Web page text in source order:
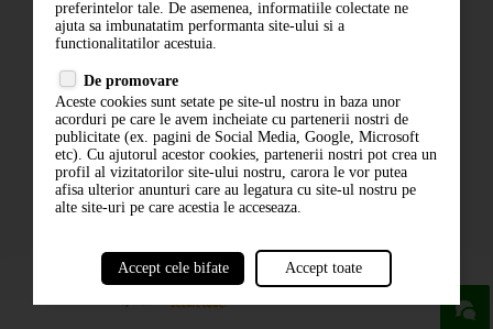
ABONARE LA NEWSLETTER
ABONARE
preferintelor tale. De asemenea, informatiile colectate ne
ajuta sa imbunatatim performanta site-ului si a
functionalitatilor acestuia.
De promovare
Aceste cookies sunt setate pe site-ul nostru in baza unor
acorduri pe care le avem incheiate cu partenerii nostri de
publicitate (ex. pagini de Social Media, Google, Microsoft
etc). Cu ajutorul acestor cookies, partenerii nostri pot crea un
profil al vizitatorilor site-ului nostru, carora le vor putea
afisa ulterior anunturi care au legatura cu site-ul nostru pe
alte site-uri pe care acestia le acceseaza.
Accept cele bifate Accept toate